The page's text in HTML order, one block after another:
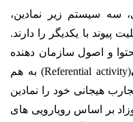
سه سیستم زیر نمادین،
پیوند با یکدیگر را دارند.
و اصول سازمان دهنده
(Referential activity) به هم
هیجانی خود را نمادین
بر اساس رویارویی های